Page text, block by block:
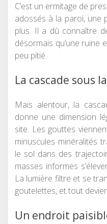
C’est un ermitage de
adossés à la paroi, une
plus. Il a dû connaître
désormais qu’une ruine
peu pitié.
La cascade sous
Mais alentour, la
donne une dimension
site. Les gouttes
minuscules minéralités
le sol dans des
masses informes
La lumière filtre et se
goutelettes, et tout
Un endroit